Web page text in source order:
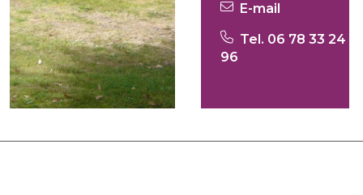
E-mail
Tel. 06 78 33 24
96